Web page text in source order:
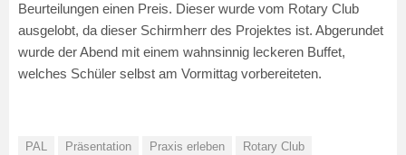
Beurteilungen einen Preis. Dieser wurde vom Rotary Club
ausgelobt, da dieser Schirmherr des Projektes ist. Abgerundet
wurde der Abend mit einem wahnsinnig leckeren Buffet,
welches Schüler selbst am Vormittag vorbereiteten.
PAL Präsentation Praxis erleben
Rotary Club